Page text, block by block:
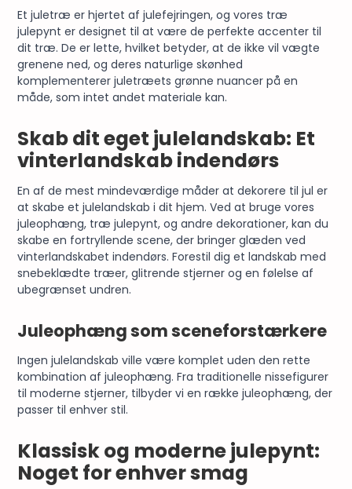
Et juletræ er hjertet af julefejringen, og vores træ
julepynt er designet til at være de perfekte accenter til
dit træ. De er lette, hvilket betyder, at de ikke vil vægte
grenene ned, og deres naturlige skønhed
komplementerer juletræets grønne nuancer på en
måde, som intet andet materiale kan.
Skab dit eget julelandskab: Et
vinterlandskab indendørs
En af de mest mindeværdige måder at dekorere til jul er
at skabe et julelandskab i dit hjem. Ved at bruge vores
juleophæng, træ julepynt, og andre dekorationer, kan du
skabe en fortryllende scene, der bringer glæden ved
vinterlandskabet indendørs. Forestil dig et landskab med
snebeklædte træer, glitrende stjerner og en følelse af
ubegrænset undren.
Juleophæng som sceneforstærkere
Ingen julelandskab ville være komplet uden den rette
kombination af juleophæng. Fra traditionellenissefigurer
til moderne stjerner, tilbyder vi en række juleophæng, der
passer til enhver stil.
Klassisk og moderne julepynt:
Noget for enhver smag